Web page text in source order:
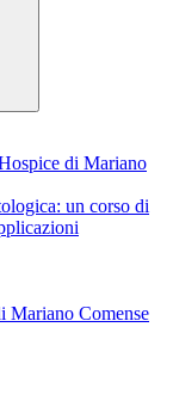
di Mariano
un corso di
Mariano Comense